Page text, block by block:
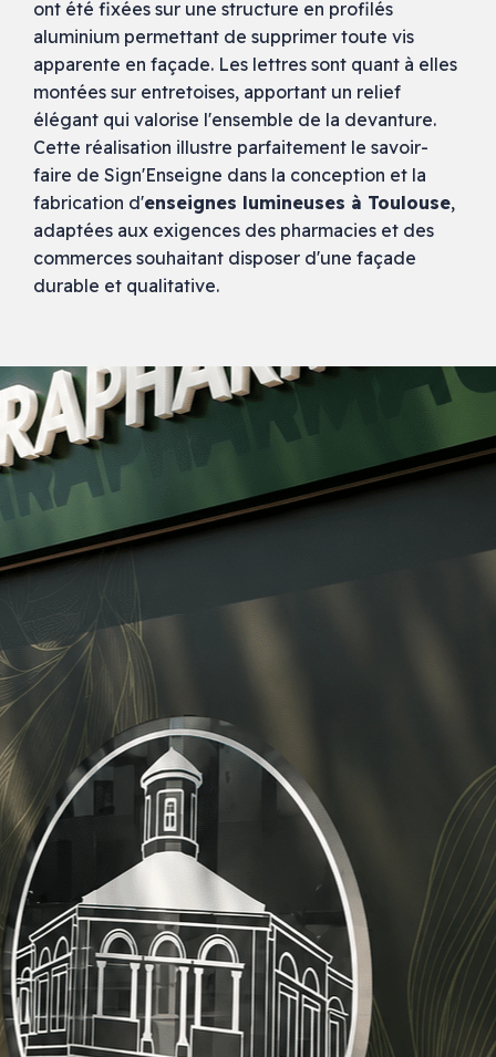
ont été fixées sur une structure en profilés
aluminium permettant de supprimer toute vis
apparente en façade. Les lettres sont quant à elles
montées sur entretoises, apportant un relief
élégant qui valorise l'ensemble de la devanture.
Cette réalisation illustre parfaitement le savoir-
faire de Sign'Enseigne dans la conception et la
fabrication d'enseignes lumineuses à Toulouse,
adaptées aux exigences des pharmacies et des
commerces souhaitant disposer d'une façade
durable et qualitative.